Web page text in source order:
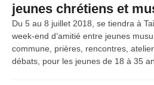
jeunes chrétiens et
Du 5 au 8 juillet 2018, se tiendra à
week-end d’amitié entre jeunes
commune, prières, rencontres,
débats, pour les jeunes de 18 à 35